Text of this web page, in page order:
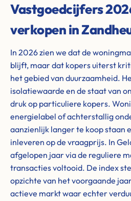
Vastgoedcijfers
verkopen in
In 2026 zien we dat de
blijft, maar dat kopers uiterst
het gebied van duurzaamheid.
isolatiewaarde en de staat van
druk op particuliere kopers.
energielabel of achterstallig
aanzienlijk langer te koop staan
inleveren op de vraagprijs. In
afgelopen jaar via de reguliere
transacties voltooid. De index
opzichte van het voorgaande
actieve markt waar echter